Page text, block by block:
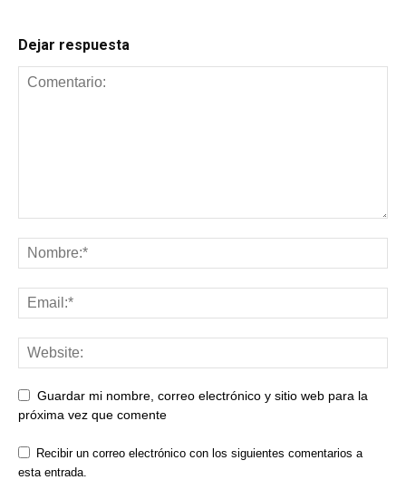
Dejar respuesta
Guardar mi nombre, correo electrónico y sitio web para la
próxima vez que comente
Recibir un correo electrónico con los siguientes comentarios a
esta entrada.